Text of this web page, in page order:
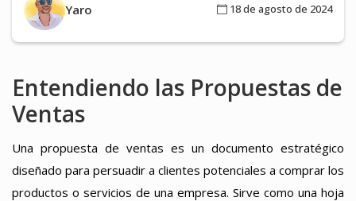
Yaro 18 de agosto de 2024
Entendiendo las Propuestas de
Ventas
Una propuesta de ventas es un documento estratégico
diseñado para persuadir a clientes potenciales a comprar los
productos o servicios de una empresa. Sirve como una hoja